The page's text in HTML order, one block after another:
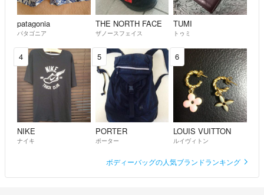
patagonia
パタゴニア
THE NORTH FACE
ザノースフェイス
TUMI
トゥミ
4
NIKE
ナイキ
5
PORTER
ポーター
6
LOUIS VUITTON
ルイヴィトン
ボディーバッグの人気ブランドランキング